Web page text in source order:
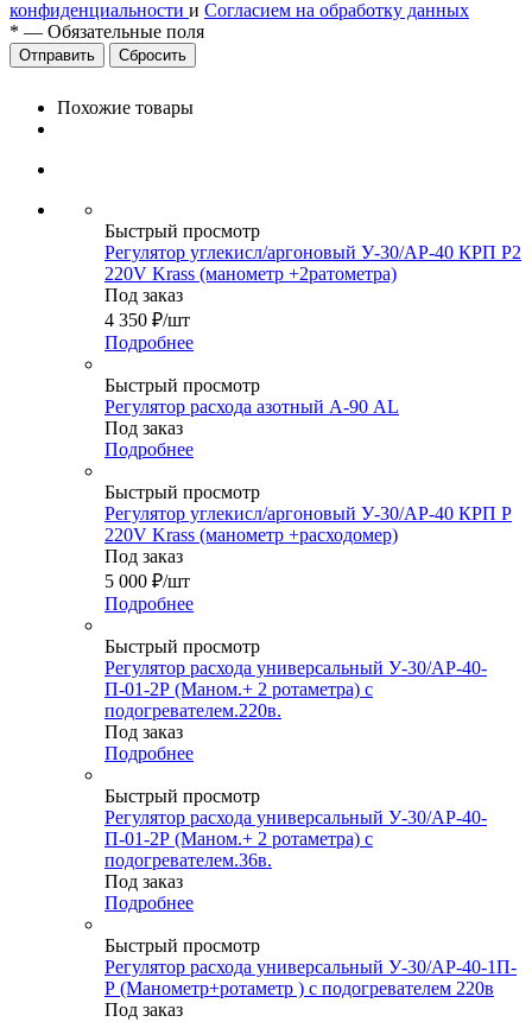
конфиденциальности и Согласием на обработку данных
* — Обязательные поля
Сбросить
Похожие товары
Быстрый просмотр
Регулятор углекисл/аргоновый У-30/АР-40 КРП Р2
220V Krass (манометр +2ратометра)
Под заказ
4 350 ₽/шт
Подробнее
Быстрый просмотр
Регулятор расхода азотный А-90 AL
Под заказ
Подробнее
Быстрый просмотр
Регулятор углекисл/аргоновый У-30/АР-40 КРП Р
220V Krass (манометр +расходомер)
Под заказ
5 000 ₽/шт
Подробнее
Быстрый просмотр
Регулятор расхода универсальный У-30/АР-40-
П-01-2Р (Маном.+ 2 ротаметра) с
подогревателем.220в.
Под заказ
Подробнее
Быстрый просмотр
Регулятор расхода универсальный У-30/АР-40-
П-01-2Р (Маном.+ 2 ротаметра) с
подогревателем.36в.
Под заказ
Подробнее
Быстрый просмотр
Регулятор расхода универсальный У-30/АР-40-1П-
Р (Манометр+ротаметр ) с подогревателем 220в
Под заказ